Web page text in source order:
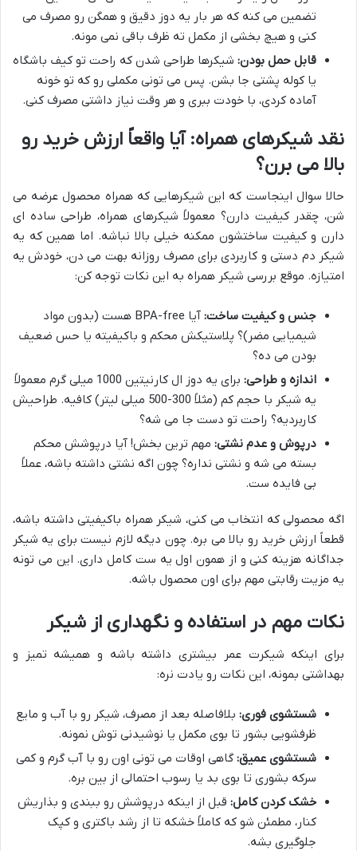
تضمین می کنه که هر بار یه دوز دقیق و همگن رو مصرف می
کنی و هیچ بخشی از مکمل ته ظرف باقی نمی مونه.
قابل حمل بودن: شیکرها طراحی شدن که راحت تو کیف باشگاه
یا کوله پشتی جا بشن. پس می تونی مکملی رو که تو خونه
آماده کردی، با خودت ببری و هر وقت نیاز داشتی مصرف کنی.
نقد شیکرهای همراه: آیا واقعاً ارزش خرید رو
بالا می برن؟
حالا سوال اینجاست که این شیکرهایی که همراه محصول عرضه می
شن، چقدر کیفیت دارن؟ معمولاً شیکرهای همراه، طراحی ساده ای
دارن و کیفیت ساختشون ممکنه خیلی بالا نباشه. اما همین که یه
شیکر دم دستی و کاربردی برای مصرف روزانه بهت می دن، خودش یه
امتیازه. موقع بررسی شیکر همراه به این نکات توجه کن:
جنس و کیفیت ساخت:
آیا BPA-free هست (بدون مواد
شیمیایی مضر)؟ پلاستیکش محکم و باکیفیته یا حس ضعیف
بودن می ده؟
اندازه و طراحی:
برای یه دوز ال کارنیتین 1000 میلی گرم معمولاً
یه شیکر با حجم کم (مثلاً 300-500 میلی لیتر) کافیه. طراحیش
کاربردیه؟ راحت تو دست جا می شه؟
درپوش و عدم نشتی: مهم ترین بخش! آیا درپوشش محکم
بسته می شه و نشتی نداره؟ چون اگه نشتی داشته باشه، عملاً
بی فایده ست.
اگه محصولی که انتخاب می کنی، شیکر همراه باکیفیتی داشته باشه،
قطعاً ارزش خرید رو بالا می بره. چون دیگه لازم نیست برای یه شیکر
جداگانه هزینه کنی و از همون اول یه ست کامل داری. این می تونه
یه مزیت رقابتی مهم برای اون محصول باشه.
نکات مهم در استفاده و نگهداری از شیکر
برای اینکه شیکرت عمر بیشتری داشته باشه و همیشه تمیز و
بهداشتی بمونه، این نکات رو یادت نره:
شستشوی فوری: بلافاصله بعد از مصرف، شیکر رو با آب و مایع
ظرفشویی بشور تا بوی مکمل یا نوشیدنی توش نمونه.
شستشوی عمیق: گاهی اوقات می تونی اون رو با آب گرم و کمی
سرکه بشوری تا بوی بد یا رسوب احتمالی از بین بره.
خشک کردن کامل: قبل از اینکه درپوشش رو ببندی و بذاریش
کنار، مطمئن شو که کاملاً خشکه تا از رشد باکتری و کپک
جلوگیری بشه.